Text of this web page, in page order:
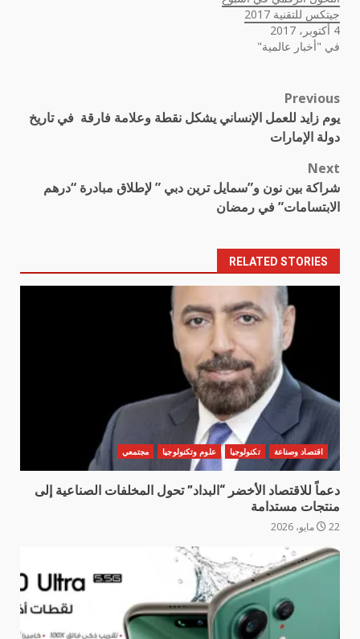
جيتكس للتقنية 2017
4 أكتوبر، 2017
في "أخبار عالمية"
Post
navigation
Previous
يوم زايد للعمل الإنساني يشكل نقطة وعلامة فارقة في تاريخ
دولة الإمارات
Next
شراكة بين نون و”سمايل ترين دبي ” لإطلاق مبادرة “درهم
الابتسامات” في رمضان
RELATED STORIES
اقتصاد وصناعة تكنولوجيا علوم وتكنولوجيا مجتمعي
دعماً للاقتصاد الأخضر “البداد” تحول المخلفات الصناعية إلى
منتجات مستدامة
22 مايو، 2026